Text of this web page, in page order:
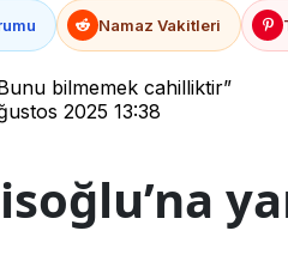
Namaz Vakitleri
bilmemek cahilliktir”
2025 13:38